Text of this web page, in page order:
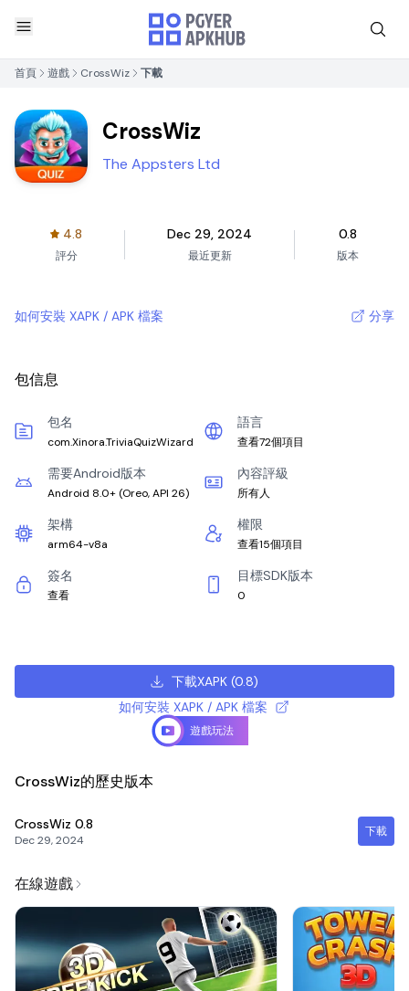
首頁 遊戲 CrossWiz 下載
CrossWiz
The Appsters Ltd
4.8
評分
Dec 29, 2024
最近更新
0.8
版本
如何安裝 XAPK / APK 檔案 分享
包信息
包名
com.Xinora.TriviaQuizWizard
語言
查看72個項目
需要Android版本
Android 8.0+ (Oreo, API 26)
內容評級
所有人
架構
arm64-v8a
權限
查看15個項目
簽名
查看
目標SDK版本
0
下載XAPK (0.8)
如何安裝 XAPK / APK 檔案
遊戲玩法
CrossWiz的歷史版本
CrossWiz 0.8
Dec 29, 2024
下載
在線遊戲